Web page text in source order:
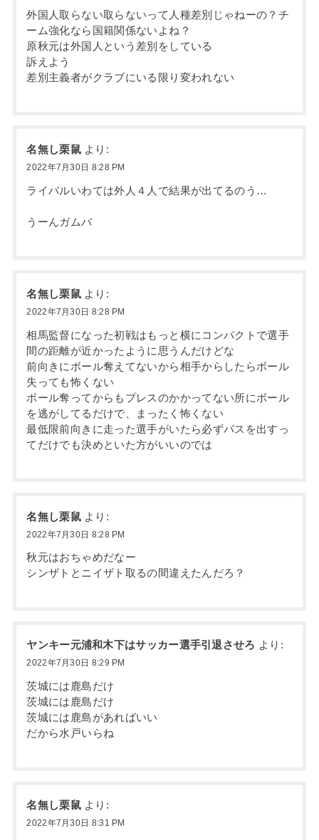
外国人取らない取らないって人種差別じゃねーの？チ
ーム強化なら国籍関係ないよね？
原秋元は外国人という差別をしている
訴えよう
差別主義者がクラブにいる限り変われない
名無し栗鼠 より:
2022年7月30日 8:28 PM
ライバルいわては外人４人で結果が出てるのう…
うーんガムバ
名無し栗鼠 より:
2022年7月30日 8:28 PM
相馬監督になった初戦はもっと横にコンパクトで選手
間の距離が近かったように思うんだけどな
前向きにボール奪えてないから相手からしたらボール
失っても怖くない
ボール奪ってからもプレスのかかってない所にボール
を逃がしてるだけで、まったく怖くない
最低限前向きに走った選手がいたら必ずパスを出すっ
てだけでも決めといた方がいいのでは
名無し栗鼠 より:
2022年7月30日 8:28 PM
秋元はおちゃめだなー
シンザトとニイザト取るの間違えたんだろ？
ヤンキー元浦和木下はサッカー選手引退させろ より:
2022年7月30日 8:29 PM
茨城には鹿島だけ
茨城には鹿島だけ
茨城には鹿島があればいい
だから水戸いらね
名無し栗鼠 より:
2022年7月30日 8:31 PM